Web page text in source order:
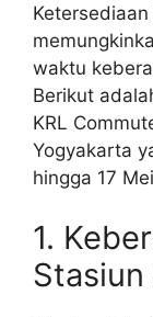
waktu
Berikut
KRL
Yogyakarta
hingga 17
1.
Stasiun